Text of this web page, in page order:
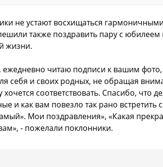
не устают восхищаться
также поздравить пару с
жизни.
ежедневно читаю подписи к вашим
себя и своих родных, не обращая
хочется соответствовать. Спасибо, что
и как вам повезло так рано
Мои поздравления», «Какая
- пожелали поклонники.